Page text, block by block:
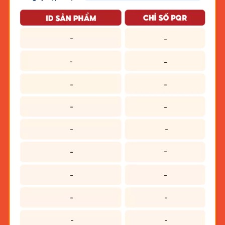
-
-
-
-
-
-
-
-
-
-
-
-
-
-
-
-
-
-